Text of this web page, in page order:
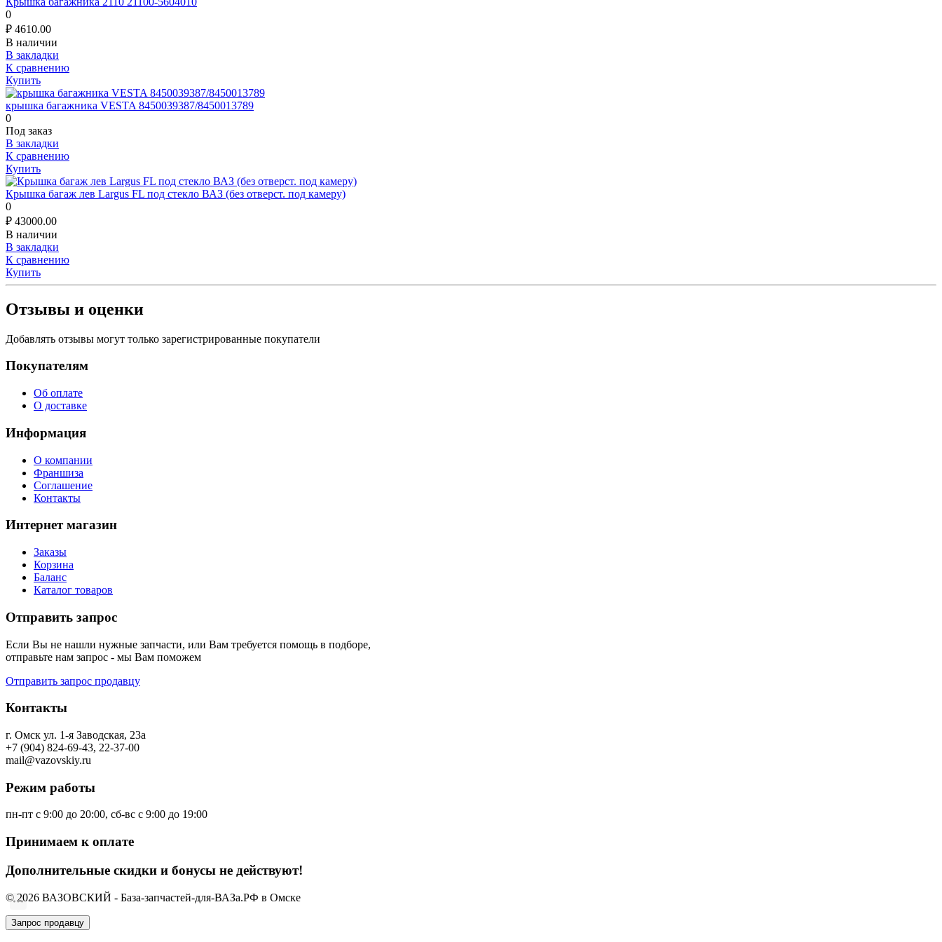
0
₽ 4610.00
В наличии
В закладки
К сравнению
Купить
крышка багажника VESTA 8450039387/8450013789
0
Под заказ
В закладки
К сравнению
Купить
Крышка багаж лев Largus FL под стекло ВАЗ (без отверст. под камеру)
0
₽ 43000.00
В наличии
В закладки
К сравнению
Купить
Отзывы и оценки
Добавлять отзывы могут только зарегистрированные покупатели
Покупателям
Об оплате
О доставке
Информация
О компании
Франшиза
Соглашение
Контакты
Интернет магазин
Заказы
Корзина
Баланс
Каталог товаров
Отправить запрос
Если Вы не нашли нужные запчасти, или Вам требуется помощь в подборе,
отправьте нам запрос - мы Вам поможем
Отправить запрос продавцу
Контакты
г. Омск ул. 1-я Заводская, 23а
+7 (904) 824-69-43, 22-37-00
mail@vazovskiy.ru
Режим работы
пн-пт с 9:00 до 20:00, сб-вс с 9:00 до 19:00
Принимаем к оплате
Дополнительные скидки и бонусы не действуют!
© 2026 ВАЗОВСКИЙ - База-запчастей-для-ВАЗа.РФ в Омске
Запрос продавцу